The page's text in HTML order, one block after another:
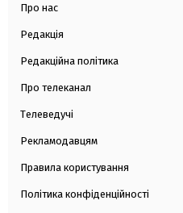
Про нас
Редакція
Редакційна політика
Про телеканал
Телеведучі
Рекламодавцям
Правила користування
Політика конфіденційності